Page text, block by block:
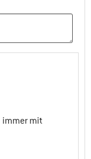
immer mit